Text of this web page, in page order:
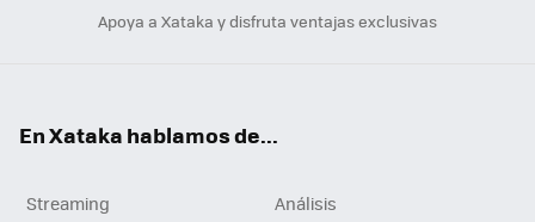
Apoya a Xataka y disfruta ventajas exclusivas
En Xataka hablamos de...
Streaming
Análisis